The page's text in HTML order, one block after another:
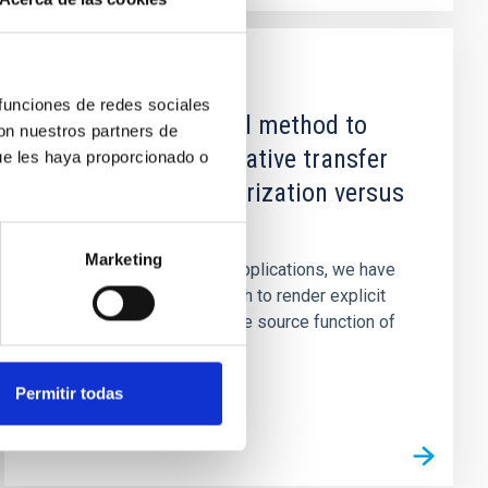
de redes sociales
nuestros partners de
les haya proporcionado o
Marketing
Permitir todas
An implicit integral method to
solve selected radiative transfer
problems. 3: Factorization versus
linearization
In view of more general applications, we have
developed a new approach to render explicit
the temperature both in the source function of
the radiative transfer...